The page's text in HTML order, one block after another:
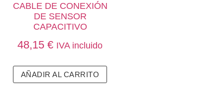
CABLE DE CONEXIÓN
DE SENSOR
CAPACITIVO
48,15€ IVA incluido
AÑADIR AL CARRITO